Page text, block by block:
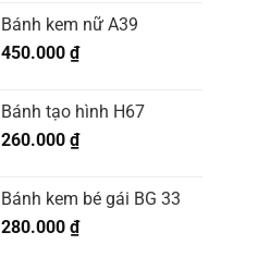
Bánh kem nữ A39
450.000 ₫
Bánh tạo hình H67
260.000 ₫
Bánh kem bé gái BG 33
280.000 ₫